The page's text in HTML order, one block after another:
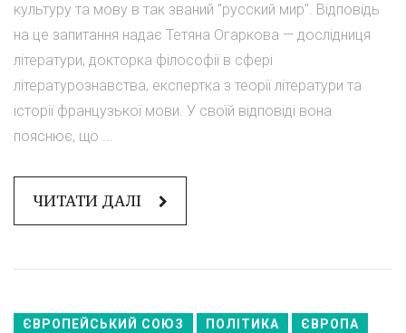
культуру та мову в так званий "русский мир". Відповідь
на це запитання надає Тетяна Огаркова — дослідниця
літератури, докторка філософії в сфері
літературознавства, експертка з теорії літератури та
історії французької мови. У своїй відповіді вона
пояснює, що ...
ЧИТАТИ ДАЛІ
ЄВРОПЕЙСЬКИЙ СОЮЗ ПОЛІТИКА ЄВРОПА